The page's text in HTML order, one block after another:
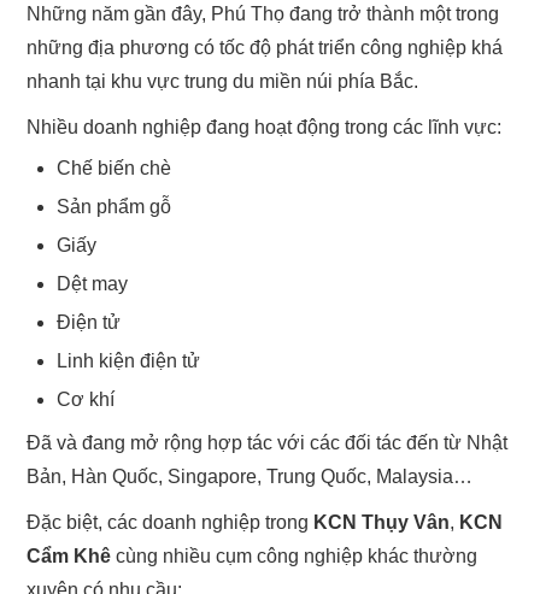
Những năm gần đây, Phú Thọ đang trở thành một trong
những địa phương có tốc độ phát triển công nghiệp khá
nhanh tại khu vực trung du miền núi phía Bắc.
Nhiều doanh nghiệp đang hoạt động trong các lĩnh vực:
Chế biến chè
Sản phẩm gỗ
Giấy
Dệt may
Điện tử
Linh kiện điện tử
Cơ khí
Đã và đang mở rộng hợp tác với các đối tác đến từ Nhật
Bản, Hàn Quốc, Singapore, Trung Quốc, Malaysia…
Đặc biệt, các doanh nghiệp trong KCN Thụy Vân, KCN
Cẩm Khê cùng nhiều cụm công nghiệp khác thường